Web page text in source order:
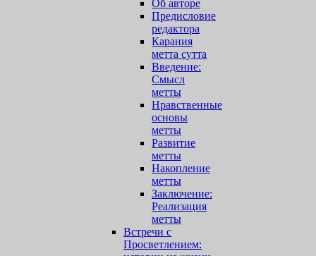
Об авторе
Предисловие
редактора
Карания
метта сутта
Введение:
Смысл
метты
Нравственные
основы
метты
Развитие
метты
Накопление
метты
Заключение:
Реализация
метты
Встречи с
Просветлением: